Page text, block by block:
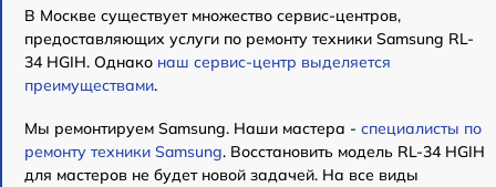
В Москве существует множество сервис-центров,
предоставляющих услуги по ремонту техники Samsung RL-
34 HGIH. Однако наш сервис-центр выделяется
преимуществами.
Мы ремонтируем Samsung. Наши мастера - специалисты по
ремонту техники Samsung. Восстановить модель RL-34 HGIH
для мастеров не будет новой задачей. На все виды